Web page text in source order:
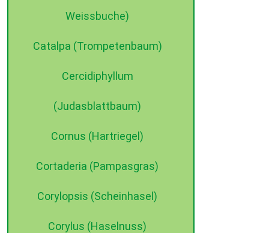
Weissbuche)
Catalpa (Trompetenbaum)
Cercidiphyllum
(Judasblattbaum)
Cornus (Hartriegel)
Cortaderia (Pampasgras)
Corylopsis (Scheinhasel)
Corylus (Haselnuss)
©2015 dehne internet